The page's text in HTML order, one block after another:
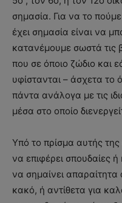
σημασία. Για να το
έχει σημασία είναι να
κατανέμουμε σωστά τις
που σε όποιο ζώδιο και
υφίστανται – άσχετα το
πάντα ανάλογα με τις
μέσα στο οποίο
Υπό το πρίσμα αυτής της
να επιφέρει σπουδαίες ή
να σημαίνει απαραίτητα
κακό, ή αντίθετα για